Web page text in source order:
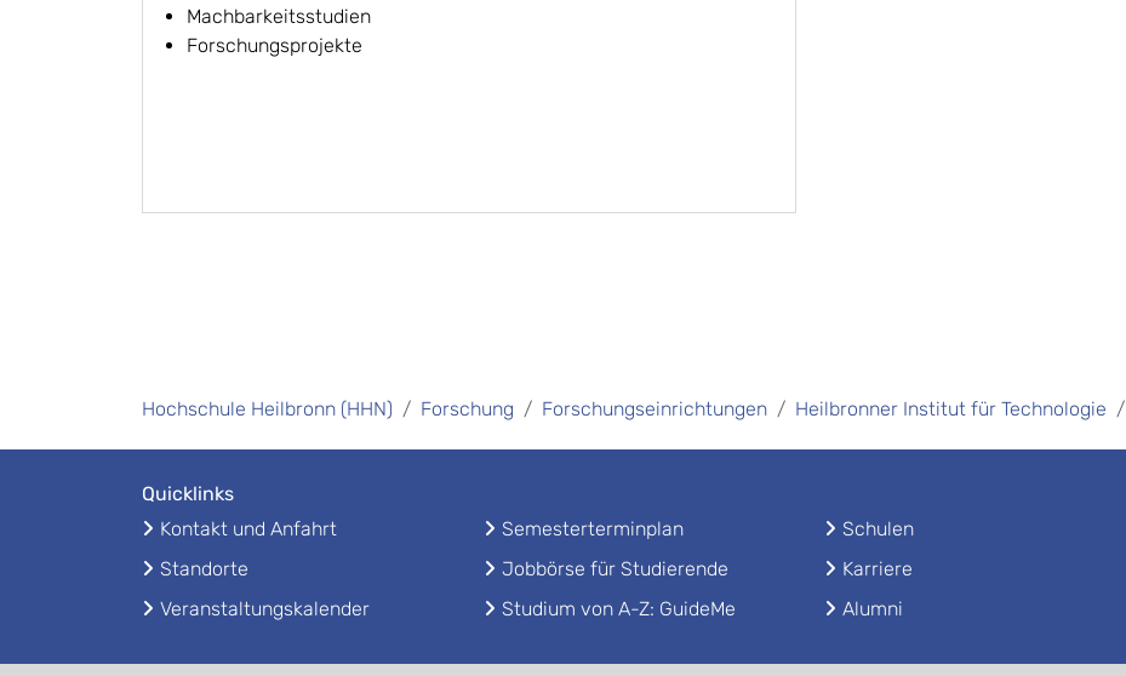
Machbarkeitsstudien
Forschungsprojekte
Hochschule Heilbronn (HHN) Forschung Forschungseinrichtungen Heilbronner Institut für Technologie
Quicklinks
Kontakt und Anfahrt
Standorte
Veranstaltungskalender
Semesterterminplan
Jobbörse für Studierende
Studium von A-Z: GuideMe
Schulen
Karriere
Alumni